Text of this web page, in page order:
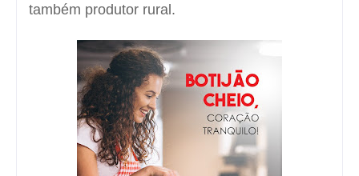
também produtor rural.